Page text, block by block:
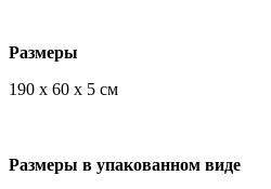
Размеры
190 x 60 x 5 см
Размеры в упакованном виде